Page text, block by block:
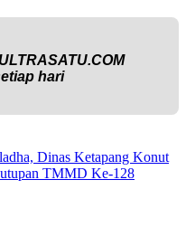
hari
Dinas Ketapang Konut
TMMD Ke-128